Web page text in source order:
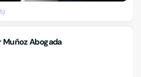
Muñoz Abogada